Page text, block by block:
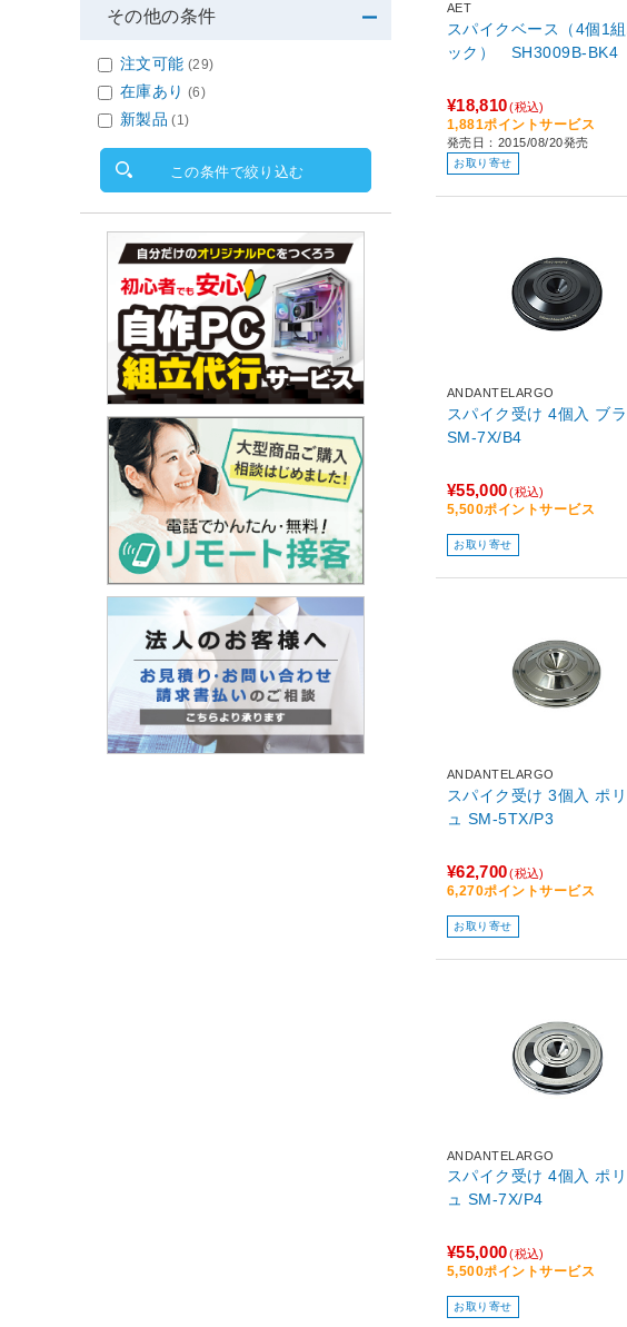
AET
スパイクベース（4個1
ック） SH3009B-BK4
¥18,810(税込)
1,881ポイントサービス
発売日：2015/08/20発売
お取り寄せ
ANDANTELARGO
スパイク受け 4個入 ブラック
SM-7X/B4
¥55,000(税込)
5,500ポイントサービス
お取り寄せ
ANDANTELARGO
スパイク受け 3個入 ポリッシ
ュ SM-5TX/P3
¥62,700(税込)
6,270ポイントサービス
お取り寄せ
ANDANTELARGO
スパイク受け 4個入 ポリッシ
ュ SM-7X/P4
¥55,000(税込)
5,500ポイントサービス
お取り寄せ
その他の条件
注文可能 (29)
在庫あり (6)
新製品 (1)
この条件で絞り込む